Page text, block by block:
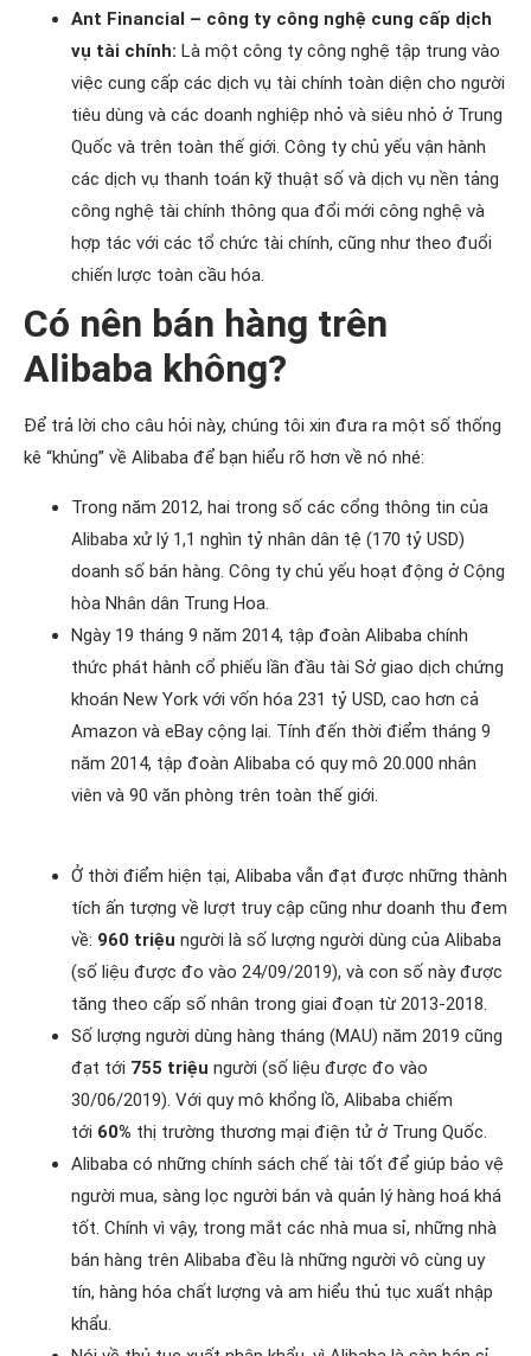
Ant Financial – công ty công nghệ cung cấp dịch
vụ tài chính: Là một công ty công nghệ tập trung vào
việc cung cấp các dịch vụ tài chính toàn diện cho người
tiêu dùng và các doanh nghiệp nhỏ và siêu nhỏ ở Trung
Quốc và trên toàn thế giới. Công ty chủ yếu vận hành
các dịch vụ thanh toán kỹ thuật số và dịch vụ nền tảng
công nghệ tài chính thông qua đổi mới công nghệ và
hợp tác với các tổ chức tài chính, cũng như theo đuổi
chiến lược toàn cầu hóa.
Có nên bán hàng trên
Alibaba không?
Để trả lời cho câu hỏi này, chúng tôi xin đưa ra một số thống
kê “khủng” về Alibaba để bạn hiểu rõ hơn về nó nhé:
Trong năm 2012, hai trong số các cổng thông tin của
Alibaba xử lý 1,1 nghìn tỷ nhân dân tệ (170 tỷ USD)
doanh số bán hàng. Công ty chủ yếu hoạt động ở Cộng
hòa Nhân dân Trung Hoa.
Ngày 19 tháng 9 năm 2014, tập đoàn Alibaba chính
thức phát hành cổ phiếu lần đầu tài Sở giao dịch chứng
khoán New York với vốn hóa 231 tỷ USD, cao hơn cả
Amazon và eBay cộng lại. Tính đến thời điểm tháng 9
năm 2014, tập đoàn Alibaba có quy mô 20.000 nhân
viên và 90 văn phòng trên toàn thế giới.
Ở thời điểm hiện tại, Alibaba vẫn đạt được những thành
tích ấn tượng về lượt truy cập cũng như doanh thu đem
về: 960 triệu người là số lượng người dùng của Alibaba
(số liệu được đo vào 24/09/2019), và con số này được
tăng theo cấp số nhân trong giai đoạn từ 2013-2018.
Số lượng người dùng hàng tháng (MAU) năm 2019 cũng
đạt tới 755 triệu người (số liệu được đo vào
30/06/2019). Với quy mô khổng lồ, Alibaba chiếm
tới 60% thị trường thương mại điện tử ở Trung Quốc.
Alibaba có những chính sách chế tài tốt để giúp bảo vệ
người mua, sàng lọc người bán và quản lý hàng hoá khá
tốt. Chính vì vậy, trong mắt các nhà mua sỉ, những nhà
bán hàng trên Alibaba đều là những người vô cùng uy
tín, hàng hóa chất lượng và am hiểu thủ tục xuất nhập
khẩu.